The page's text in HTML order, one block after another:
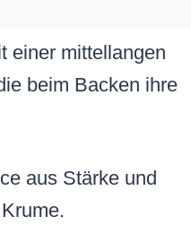
einer mittellangen
beim Backen ihre
aus Stärke und